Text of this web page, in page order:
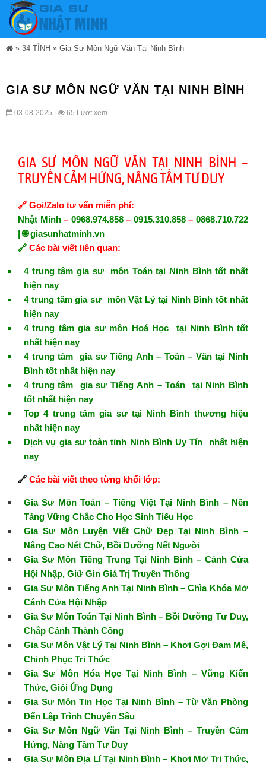
» 34 TỈNH » Gia Sư Môn Ngữ Văn Tại Ninh Bình
GIA SƯ MÔN NGỮ VĂN TẠI NINH BÌNH
03-08-2025 | 65 Lượt xem
GIA SƯ MÔN NGỮ VĂN TẠI NINH BÌNH –
TRUYỀN CẢM HỨNG, NÂNG TẦM TƯ DUY
🔗 Gọi/Zalo tư vấn miễn phí:
Nhật Minh– 0968.974.858– 0915.310.858– 0868.710.722
| 🌐giasunhatminh.vn
🔗 Các bài viết liên quan:
4 trung tâm gia sư môn Toán tại Ninh Bình tốt nhất
hiện nay
4 trung tâm gia sư môn Vật Lý tại Ninh Bình tốt nhất
hiện nay
4 trung tâm gia sư môn Hoá Học tại Ninh Bình tốt
nhất hiện nay
4 trung tâm gia sư Tiếng Anh – Toán – Văn tại Ninh
Bình tốt nhất hiện nay
4 trung tâm gia sư Tiếng Anh – Toán tại Ninh Bình
tốt nhất hiện nay
Top 4 trung tâm gia sư tại Ninh Bình thương hiệu
nhất hiện nay
Dịch vụ gia sư toàn tỉnh Ninh Bình Uy Tín nhất hiện
nay
🔗 Các bài viết theo từng khối lớp:
Gia Sư Môn Toán – Tiếng Việt Tại Ninh Bình – Nền
Tảng Vững Chắc Cho Học Sinh Tiểu Học
Gia Sư Môn Luyện Viết Chữ Đẹp Tại Ninh Bình –
Nâng Cao Nét Chữ, Bồi Dưỡng Nết Người
Gia Sư Môn Tiếng Trung Tại Ninh Bình – Cánh Cửa
Hội Nhập, Giữ Gìn Giá Trị Truyền Thống
Gia Sư Môn Tiếng Anh Tại Ninh Bình – Chìa Khóa Mở
Cánh Cửa Hội Nhập
Gia Sư Môn Toán Tại Ninh Bình – Bồi Dưỡng Tư Duy,
Chắp Cánh Thành Công
Gia Sư Môn Vật Lý Tại Ninh Bình – Khơi Gợi Đam Mê,
Chinh Phục Tri Thức
Gia Sư Môn Hóa Học Tại Ninh Bình – Vững Kiến
Thức, Giỏi Ứng Dụng
Gia Sư Môn Tin Học Tại Ninh Bình – Từ Văn Phòng
Đến Lập Trình Chuyên Sâu
Gia Sư Môn Ngữ Văn Tại Ninh Bình – Truyền Cảm
Hứng, Nâng Tầm Tư Duy
Gia Sư Môn Địa Lí Tại Ninh Bình – Khơi Mở Tri Thức,